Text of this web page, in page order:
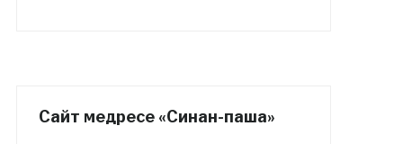
Сайт медресе «Синан-паша»